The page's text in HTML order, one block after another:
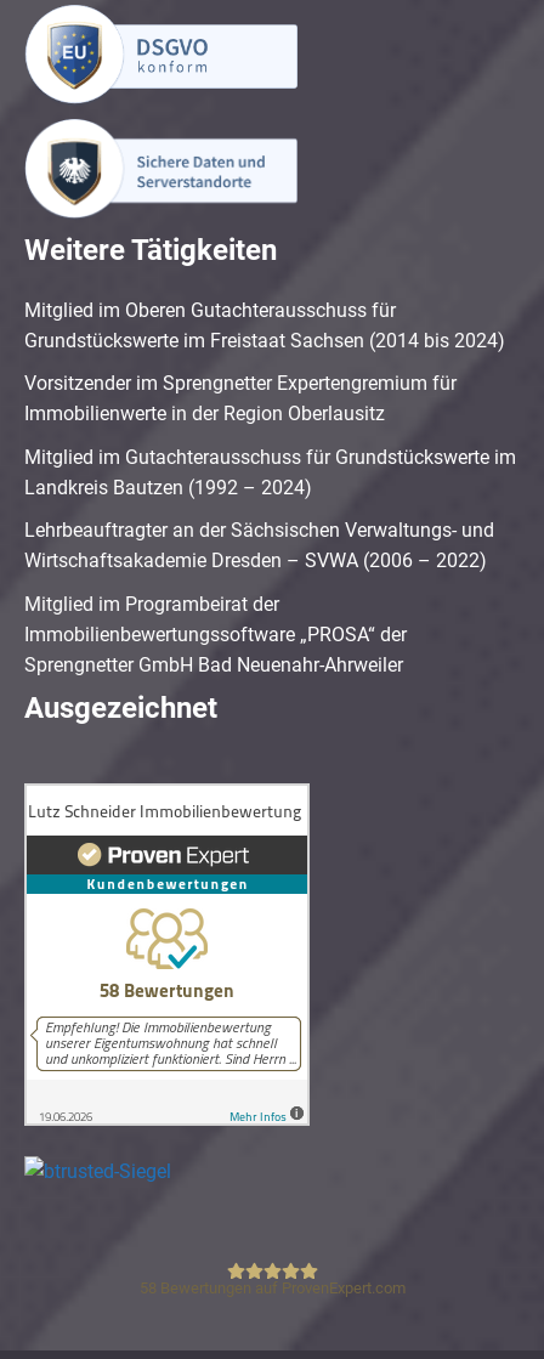
Weitere Tätigkeiten
Mitglied im Oberen Gutachterausschuss für
Grundstückswerte im Freistaat Sachsen (2014 bis 2024)
Vorsitzender im Sprengnetter Expertengremium für
Immobilienwerte in der Region Oberlausitz
Mitglied im Gutachterausschuss für Grundstückswerte im
Landkreis Bautzen (1992 – 2024)
Lehrbeauftragter an der Sächsischen Verwaltungs- und
Wirtschaftsakademie Dresden – SVWA (2006 – 2022)
Mitglied im Programbeirat der
Immobilienbewertungssoftware „PROSA“ der
Sprengnetter GmbH Bad Neuenahr-Ahrweiler
Ausgezeichnet
Lutz Schneider Immobilienbewertung
58 Bewertungen auf ProvenExpert.com